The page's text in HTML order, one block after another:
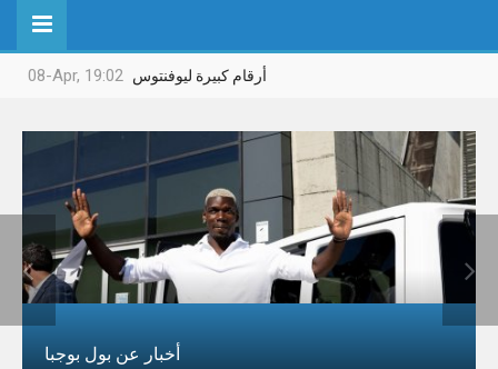
08-Apr, 19:02 أرقام كبيرة ليوفنتوس
أخبار عن بول بوجبا
 